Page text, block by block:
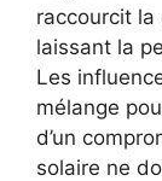
raccourcit la
laissant la
Les
mélange
d’un
solaire ne